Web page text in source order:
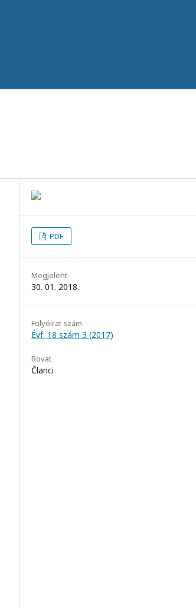
PDF
Megjelent
30. 01. 2018.
Folyóirat szám
Évf. 18 szám 3 (2017)
Rovat
Članci